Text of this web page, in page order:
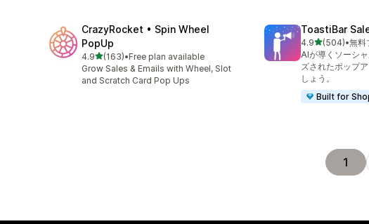
CrazyRocket • Spin Wheel
PopUp
4.95つ星中
(163)
合計レビュー数：163件
•Free plan available
Grow Sales & Emails with Wheel, Slot
and Scratch Card Pop Ups
ToastiBar
4.95つ星中
(504)
合計レビュー数
•無料
AIが導くソーシ
ズされたポップ
しょう。
Built for
1